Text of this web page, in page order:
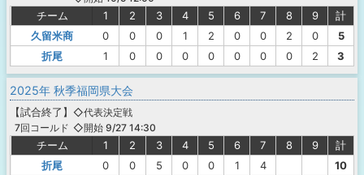
チーム 1 2 3 4 5 6 7 8 9
計
久留米商
0 0 0 1 2 0 0 2 0
5
折尾
1 0 0 0 0 0 0 0 2 3
2025年 秋季福岡県大会
【試合終了 】
7回コールド
◇代表決定戦
◇開始 9/27 14:30
チーム 1 2 3 4 5 6 7 8 9
計
折尾
0 0 5 0 0 1 4
10